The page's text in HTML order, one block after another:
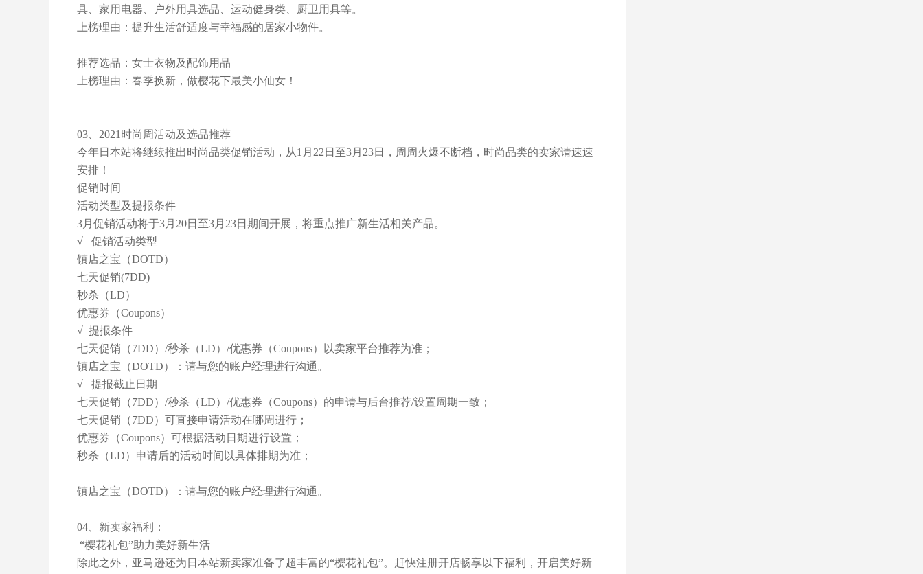
具、家用电器、户外用具选品、运动健身类、厨卫用具等。
上榜理由：提升生活舒适度与幸福感的居家小物件。
推荐选品：女士衣物及配饰用品
上榜理由：春季换新，做樱花下最美小仙女！
03、2021时尚周活动及选品推荐
今年日本站将继续推出时尚品类促销活动，从1月22日至3月23日，周周火爆不断档，时尚品类的卖家请速速
安排！
促销时间
活动类型及提报条件
3月促销活动将于3月20日至3月23日期间开展，将重点推广新生活相关产品。
√ 促销活动类型
镇店之宝（DOTD）
七天促销(7DD)
秒杀（LD）
优惠券（Coupons）
√ 提报条件
七天促销（7DD）/秒杀（LD）/优惠券（Coupons）以卖家平台推荐为准；
镇店之宝（DOTD）：请与您的账户经理进行沟通。
√ 提报截止日期
七天促销（7DD）/秒杀（LD）/优惠券（Coupons）的申请与后台推荐/设置周期一致；
七天促销（7DD）可直接申请活动在哪周进行；
优惠券（Coupons）可根据活动日期进行设置；
秒杀（LD）申请后的活动时间以具体排期为准；
镇店之宝（DOTD）：请与您的账户经理进行沟通。
04、新卖家福利：
“樱花礼包”助力美好新生活
除此之外，亚马逊还为日本站新卖家准备了超丰富的“樱花礼包”。赶快注册开店畅享以下福利，开启美好新